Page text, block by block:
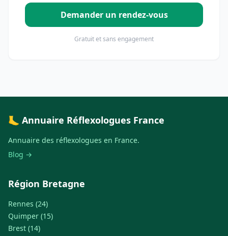
Demander un rendez-vous
Gratuit et sans engagement
🦶 Annuaire Réflexologues France
Annuaire des réflexologues en France.
Blog →
Région Bretagne
Rennes (24)
Quimper (15)
Brest (14)